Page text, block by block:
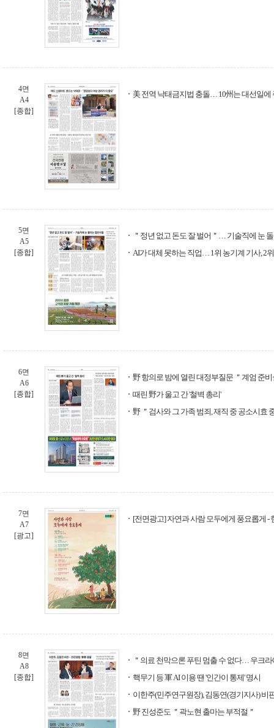
4면
A4
[종합]
美 전역 낙태금지법 충돌… 10州는 대선일에
5면
A5
[종합]
＂정년 없고 돈도 잘 벌어＂… 기술직에 눈
AI가 대체 못하는 직업… 1위 농기계 기사, 2
6면
A6
[종합]
野 항의로 밤에 열린 대정부질문 ＂계엄 준
때린 野가 울고 간 '철벽 총리'
野 ＂검사와 그 가족 범죄, 재직 중 공소시효
7면
A7
[광고]
[전면광고] 자연과 사람 모두에게 풍요롭게 -
8면
A8
[종합]
＂의료 천막으론 푸틴 멈출 수 없다… 우크
핵무기 등 軍 AI 이용 땐 '인간이 통제' 명시
이한주(민주연구원장), 김동연(경기지사) 비
野 진성준도 ＂곽노현 출마는 부적절＂